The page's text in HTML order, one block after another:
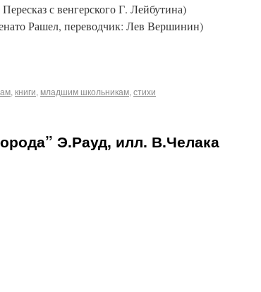
с венгерского Г. Лейбутина)
Рашел, переводчик: Лев Вершинин)
, книги, младшим школьникам, стихи
Э.Рауд, илл. В.Челака